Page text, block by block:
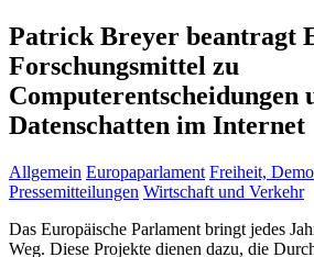
Patrick Breyer beantragt
Forschungsmittel zu
Computerentscheidungen
Datenschatten im Internet
Allgemein Europaparlament Freiheit,
Pressemitteilungen Wirtschaft und Verkehr
Das Europäische Parlament bringt jedes
Weg. Diese Projekte dienen dazu, die